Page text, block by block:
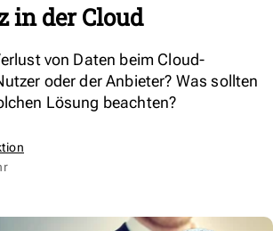
in der Cloud
von Daten beim Cloud-
oder der Anbieter? Was sollten
Lösung beachten?